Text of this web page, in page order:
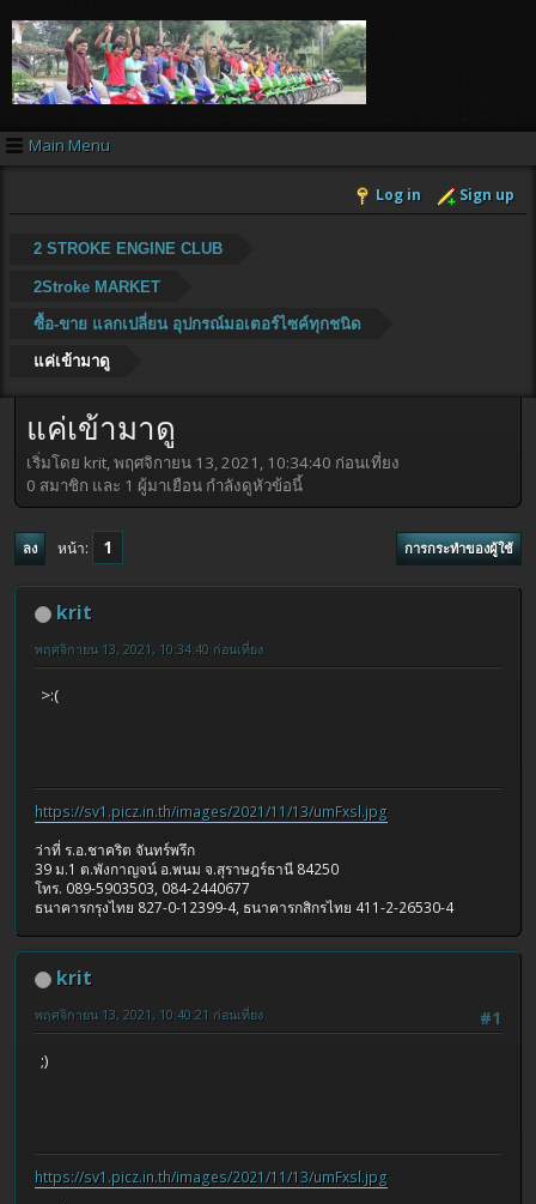
Main Menu
Log in Sign up
2 STROKE ENGINE CLUB
2Stroke MARKET
ซื้อ-ขาย แลกเปลี่ยน อุปกรณ์มอเตอร์ไซค์ทุกชนิด
แค่เข้ามาดู
แค่เข้ามาดู
เริ่มโดย krit, พฤศจิกายน 13, 2021, 10:34:40 ก่อนเที่ยง
0 สมาชิก และ 1 ผู้มาเยือน กำลังดูหัวข้อนี้
ลง หน้า 1 การกระทำของผู้ใช้
krit
พฤศจิกายน 13, 2021, 10:34:40 ก่อนเที่ยง
>:(
https://sv1.picz.in.th/images/2021/11/13/umFxsl.jpg
ว่าที่ ร.อ.ชาคริต จันทร์พรึก
39 ม.1 ต.พังกาญจน์ อ.พนม จ.สุราษฎร์ธานี 84250
โทร. 089-5903503, 084-2440677
ธนาคารกรุงไทย 827-0-12399-4, ธนาคารกสิกรไทย 411-2-26530-4
krit
#1
พฤศจิกายน 13, 2021, 10:40:21 ก่อนเที่ยง
;)
https://sv1.picz.in.th/images/2021/11/13/umFxsl.jpg